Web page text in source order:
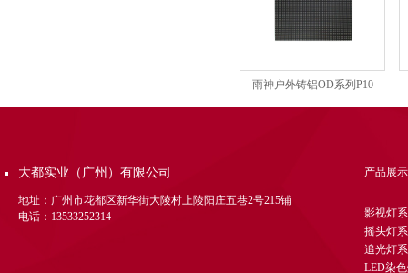
雨神户外铸铝OD系列P10
大都实业（广州）有限公司
地址：广州市花都区新华街大陵村上陵阳庄五巷2号215铺
电话：13533252314
产品展示
影视灯
摇头灯
追光灯
LED染